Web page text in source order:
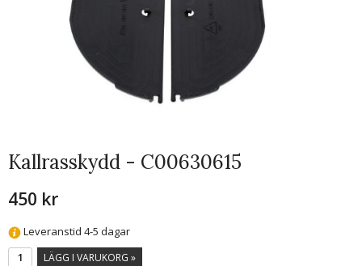
Kallrasskydd - C00630615
450 kr
Leveranstid 4-5 dagar
LÄGG I VARUKORG »